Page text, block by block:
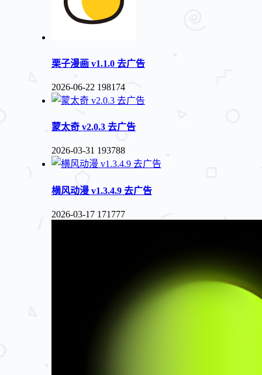
栗子漫画 v1.1.0 去广告
2026-06-22 198174
蒙太奇 v2.0.3 去广告
2026-03-31 193788
横风动漫 v1.3.4.9 去广告
2026-03-17 171777